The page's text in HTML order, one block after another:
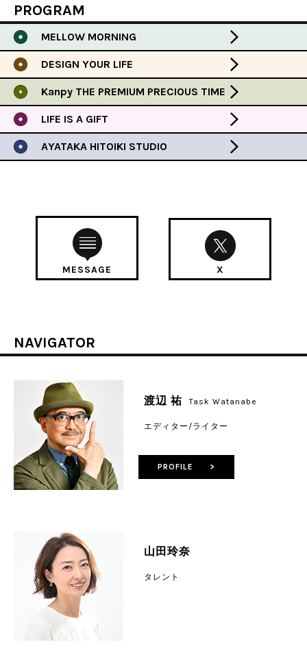
PROGRAM
MELLOW MORNING
DESIGN YOUR LIFE
Kanpy THE PREMIUM PRECIOUS TIME
LIFE IS A GIFT
AYATAKA HITOIKI STUDIO
MESSAGE X
NAVIGATOR
渡辺 祐 Task Watanabe
エディター/ライター
山田玲奈
タレント
PROFILE >